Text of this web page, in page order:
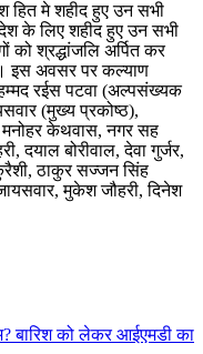
मे शहीद हुए उन सभी
के लिए शहीद हुए उन सभी
को श्रद्धांजलि अर्पित कर
इस अवसर पर कल्याण
रईस पटवा (अल्पसंख्यक
(मुख्य प्रकोष्ठ),
केथवास, नगर सह
दयाल बोरीवाल, देवा गुर्जर,
ठाकुर सज्जन सिंह
मुकेश जौहरी, दिनेश